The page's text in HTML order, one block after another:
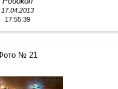
17.04.2013
17:55:39
№ 21